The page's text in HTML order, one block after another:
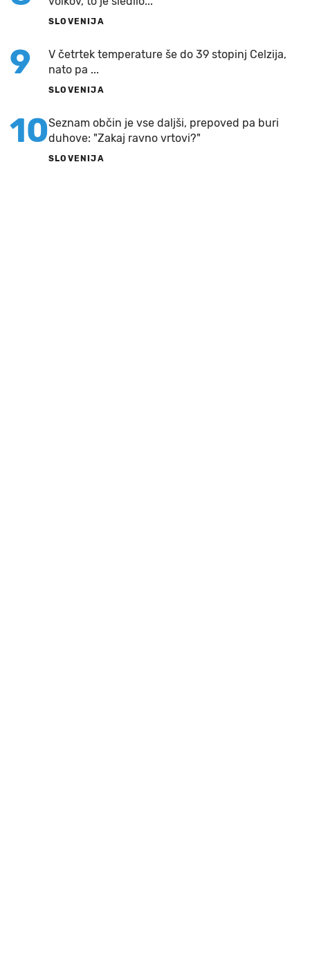
SLOVENIJA
9
V četrtek temperature še do 39 stopinj Celzija,
nato pa ...
SLOVENIJA
10Seznam občin je vse daljši, prepoved pa buri
duhove: "Zakaj ravno vrtovi?"
SLOVENIJA